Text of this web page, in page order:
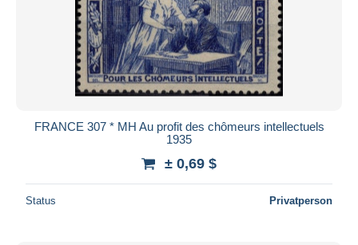
FRANCE 307 * MH Au profit des chômeurs intellectuels
1935
± 0,69 $
Status Privatperson